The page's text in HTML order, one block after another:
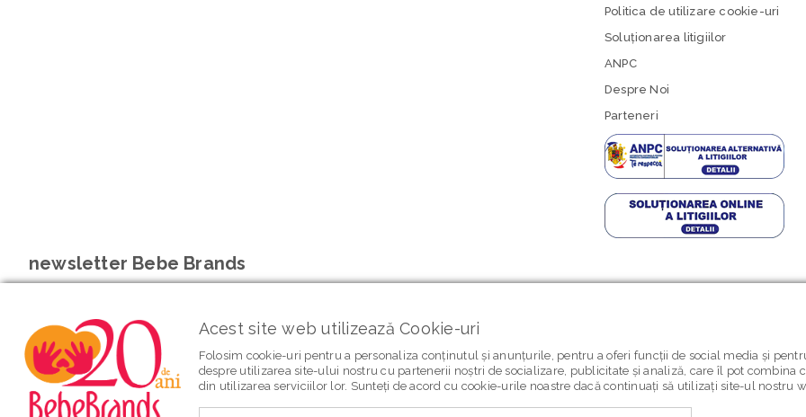
Politica de utilizare cookie-uri
Soluționarea litigiilor
ANPC
Despre Noi
Parteneri
newsletter Bebe Brands
Acest site web utilizează Cookie-uri
Folosim cookie-uri pentru a personaliza conținutul și anunțurile, pentru a oferi funcții de social media și
despre utilizarea site-ului nostru cu partenerii noștri de socializare, publicitate și analiză, care îl pot
din utilizarea serviciilor lor. Sunteți de acord cu cookie-urile noastre dacă continuați să utilizați site-ul nostru